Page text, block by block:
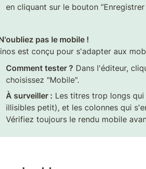
en cliquant sur le bouton
pas le mobile !
est conçu pour s'adapter aux
Comment tester ? Dans l'éditeur,
choisissez "Mobile".
À surveiller : Les titres trop longs
illisibles petit), et les colonnes qui
Vérifiez toujours le rendu mobile